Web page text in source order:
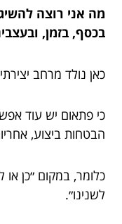
מה אני רוצה
בכסף, בזמן,
כאן נולד מרחב
כי פתאום יש עוד
הבטחות ביצוע,
כלומר, במקום ״כן
לשנינו״.